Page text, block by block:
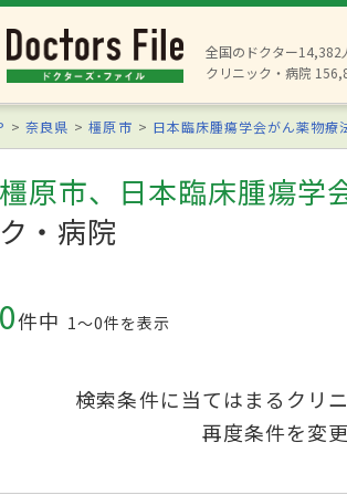
全国のドクター14,382
クリニック・病院
奈良県 橿原市 日本臨床腫瘍学会がん薬物療
橿原市、日本臨床腫瘍学
ク・病院
0件中 1〜0件を表示
検索条件に当てはまるクリ
再度条件を変